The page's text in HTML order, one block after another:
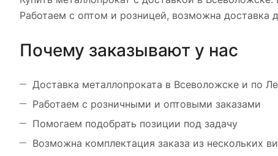
Работаем с оптом и розницей, возможна доставка
Почему заказывают у нас
Доставка металлопроката в Всеволожске и по
Работаем с розничными и оптовыми заказами
Помогаем подобрать позиции под задачу
Возможна комплектация заказа из нескольких